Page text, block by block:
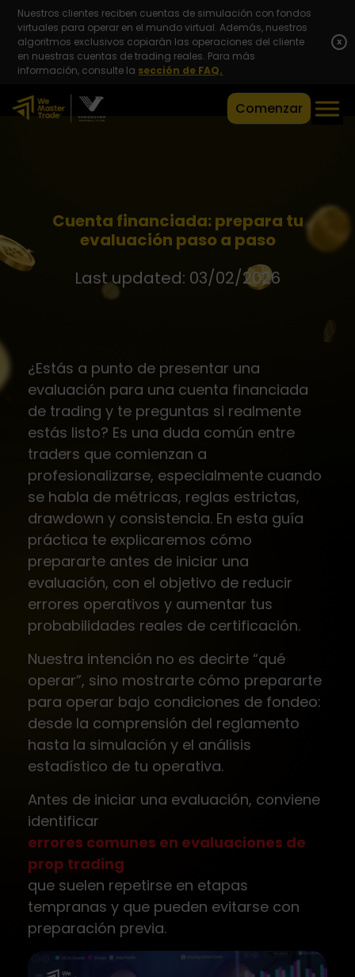
Nuestros clientes reciben cuentas de simulación con fondos
virtuales para operar en el mundo virtual. Además, nuestros
algoritmos exclusivos copiarán las operaciones del cliente
en nuestras cuentas de trading reales. Para más
información, consulte la sección de FAQ.
x
Comenzar
Cuenta financiada: prepara tu
evaluación paso a paso
Last updated: 03/02/2026
¿Estás a punto de presentar una
evaluación para una cuenta financiada
de trading y te preguntas si realmente
estás listo? Es una duda común entre
traders que comienzan a
profesionalizarse, especialmente cuando
se habla de métricas, reglas estrictas,
drawdown y consistencia. En esta guía
práctica te explicaremos cómo
prepararte antes de iniciar una
evaluación, con el objetivo de reducir
errores operativos y aumentar tus
probabilidades reales de certificación.
Nuestra intención no es decirte “qué
operar”, sino mostrarte cómo prepararte
para operar bajo condiciones de fondeo:
desde la comprensión del reglamento
hasta la simulación y el análisis
estadístico de tu operativa.
Antes de iniciar una evaluación, conviene
identificar
errores comunes en evaluaciones de
prop trading
que suelen repetirse en etapas
tempranas y que pueden evitarse con
preparación previa.